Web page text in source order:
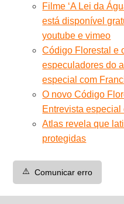
Filme ‘A Lei da
está disponível
youtube e vimeo
Código Florestal e
especuladores do
especial com
O novo Código
Entrevista
Atlas revela que
protegidas
⚠️ Comunicar erro